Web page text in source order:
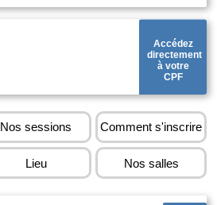
Accédez
directement
à votre
CPF
Nos sessions Comment s'inscrire
Lieu Nos salles